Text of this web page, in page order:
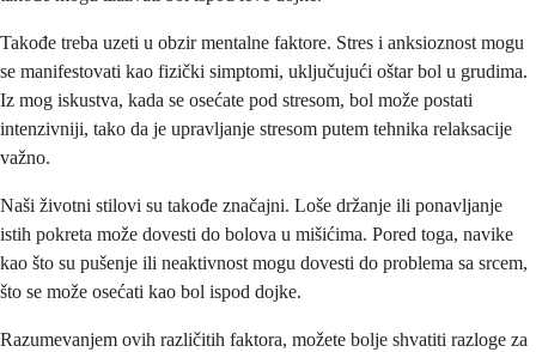
Takođe treba uzeti u obzir mentalne faktore. Stres i anksioznost mogu
se manifestovati kao fizički simptomi, uključujući oštar bol u grudima.
Iz mog iskustva, kada se osećate pod stresom, bol može postati
intenzivniji, tako da je upravljanje stresom putem tehnika relaksacije
važno.
Naši životni stilovi su takođe značajni. Loše držanje ili ponavljanje
istih pokreta može dovesti do bolova u mišićima. Pored toga, navike
kao što su pušenje ili neaktivnost mogu dovesti do problema sa srcem,
što se može osećati kao bol ispod dojke.
Razumevanjem ovih različitih faktora, možete bolje shvatiti razloge za